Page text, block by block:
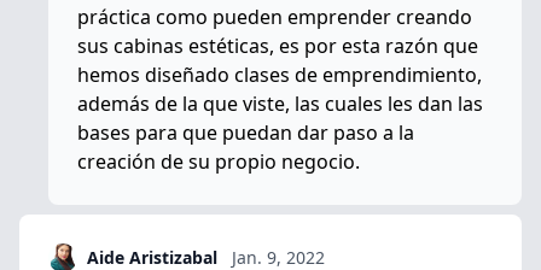
práctica como pueden emprender creando
sus cabinas estéticas, es por esta razón que
hemos diseñado clases de emprendimiento,
además de la que viste, las cuales les dan las
bases para que puedan dar paso a la
creación de su propio negocio.
Aide Aristizabal Jan. 9, 2022